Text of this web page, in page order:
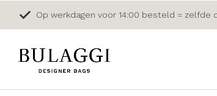
Op werkdagen voor 14:00 besteld = zelfde